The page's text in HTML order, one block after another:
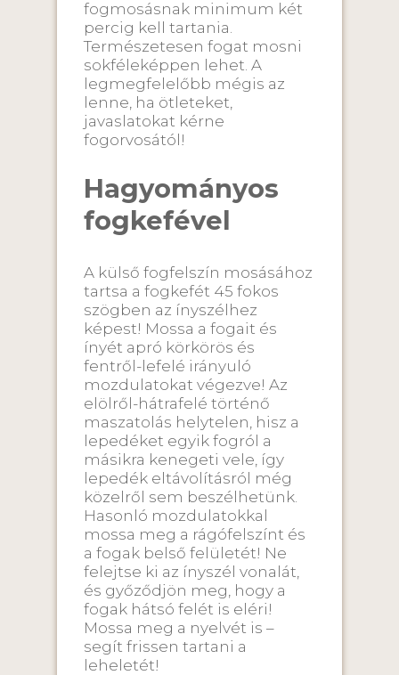
fogmosásnak minimum két
percig kell tartania.
Természetesen fogat mosni
sokféleképpen lehet. A
legmegfelelőbb mégis az
lenne, ha ötleteket,
javaslatokat kérne
fogorvosától!
Hagyományos
fogkefével
A külső fogfelszín mosásához
tartsa a fogkefét 45 fokos
szögben az ínyszélhez
képest! Mossa a fogait és
ínyét apró körkörös és
fentről-lefelé irányuló
mozdulatokat végezve! Az
elölről-hátrafelé történő
maszatolás helytelen, hisz a
lepedéket egyik fogról a
másikra kenegeti vele, így
lepedék eltávolításról még
közelről sem beszélhetünk.
Hasonló mozdulatokkal
mossa meg a rágófelszínt és
a fogak belső felületét! Ne
felejtse ki az ínyszél vonalát,
és győződjön meg, hogy a
fogak hátsó felét is eléri!
Mossa meg a nyelvét is –
segít frissen tartani a
leheletét!